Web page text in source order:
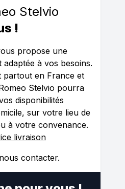
Stelvio
!
propose une
à vos besoins.
partout en France et
Stelvio pourra
disponibilités
sur votre lieu de
à votre convenance.
livraison
contacter.